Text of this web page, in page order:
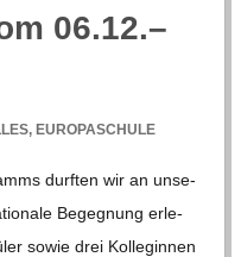
06.12.–
, EUROPASCHULE
durf­ten wir an unse­
Begeg­nung erle­
sowie drei Kol­le­gin­nen